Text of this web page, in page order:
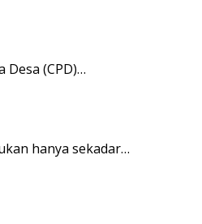
(CPD)…
hanya sekadar…